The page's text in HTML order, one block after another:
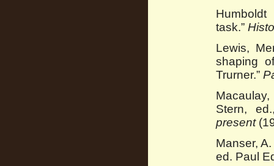
task.”
Lewis,
shaping
Trurner.”
Stern,
present
Manser,
ed. Paul